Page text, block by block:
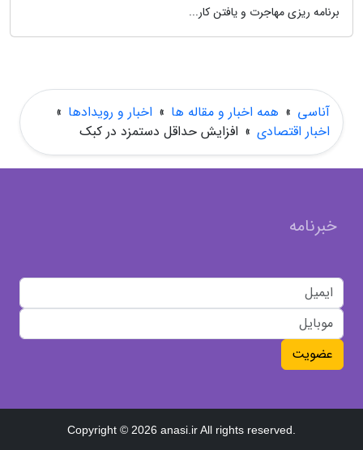
برنامه ریزی مهاجرت و یافتن کار...
آناسی » همه اخبار و مقاله ها » اخبار و رویدادها »
اخبار اقتصادی » افزایش حداقل دستمزد در کبک
خبرنامه
عضویت
Copyright © 2026 anasi.ir All rights reserved.